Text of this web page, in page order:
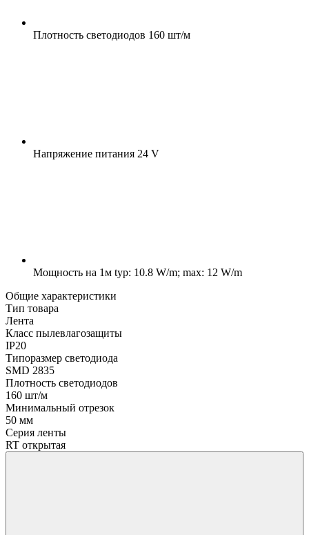
Плотность светодиодов 160 шт/м
Напряжение питания 24 V
Мощность на 1м typ: 10.8 W/m; max: 12 W/m
Общие характеристики
Тип товара
Лента
Класс пылевлагозащиты
IP20
Типоразмер светодиода
SMD 2835
Плотность светодиодов
160 шт/м
Минимальный отрезок
50 мм
Серия ленты
RT открытая